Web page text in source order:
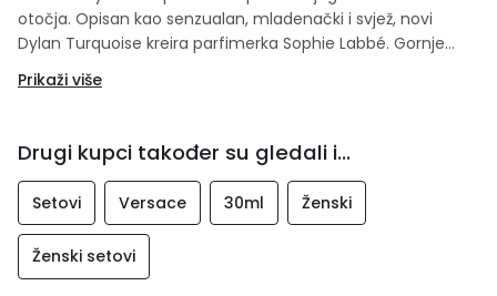
otočja. Opisan kao senzualan, mladenački i svjež, novi
Dylan Turquoise kreira parfimerka Sophie Labbé. Gornje
pupoljak crne ribizle, jasmin, frezija, guava Baza: kedar,
Prikaži više
Drugi kupci također su gledali i...
Setovi Versace 30ml Ženski
Ženski setovi